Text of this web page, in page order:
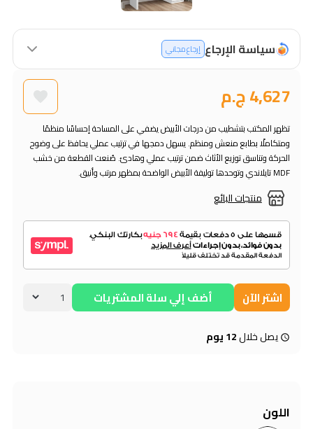
سياسة الإرجاع إرجاع مجاني
4,627 ج.م
منتجات البائع
تظهر المكتب بتشطيب من درجات الأبيض يضفي على المساحة إحساسًا منظمًا
ومتكاملًا بطابع منعش ومنظم. يسهل دمجها في ترتيب عملي يحافظ على وضوح
الحركة وتناسق توزيع الأثاث ضمن ترتيب عملي وهادئ. صُنعت القطعة من خشب
MDF تايلاندي وتوحدها توليفة الأبيض الواضحة بمظهر مرتب وأنيق.
اشتر الآن أضف إلي سلة المشتريات
يصل خلال12 يوم
اللون